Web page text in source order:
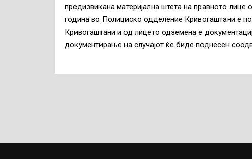
предизвикана материјална штета на правното
година во Полициско одделение Кривогаштани е
Кривогаштани и од лицето одземена е
документирање на случајот ќе биде поднесен